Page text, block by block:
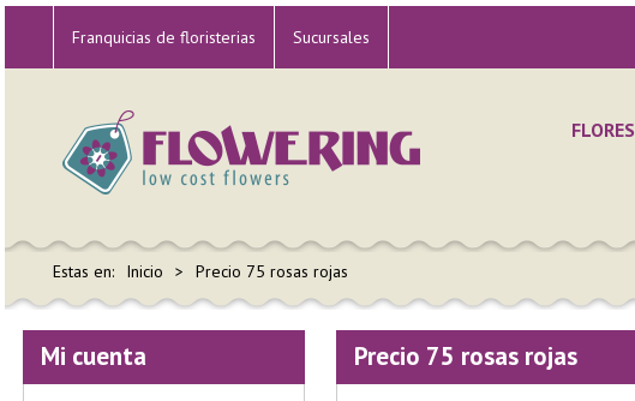
Franquicias de floristerias Sucursales
FLORES
Estas en: Inicio Precio 75 rosas rojas
Precio 75 rosas rojas
Mi cuenta